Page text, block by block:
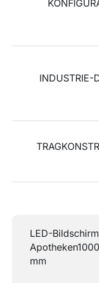
INDUSTRIE-
LED-
Apotheken
mm